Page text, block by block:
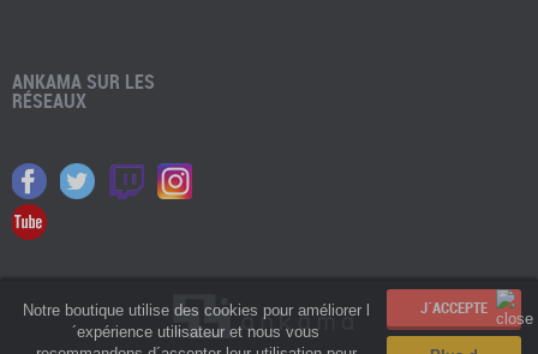
Notre boutique utilise des cookies pour améliorer l
´expérience utilisateur et nous vous
ANKAMA SUR LES
RÉSEAUX